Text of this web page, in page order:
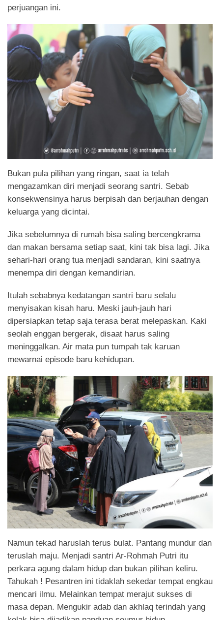
perjuangan ini.
Bukan pula pilihan yang ringan, saat ia telah
mengazamkan diri menjadi seorang santri. Sebab
konsekwensinya harus berpisah dan berjauhan dengan
keluarga yang dicintai.
Jika sebelumnya di rumah bisa saling bercengkrama
dan makan bersama setiap saat, kini tak bisa lagi. Jika
sehari-hari orang tua menjadi sandaran, kini saatnya
menempa diri dengan kemandirian.
Itulah sebabnya kedatangan santri baru selalu
menyisakan kisah haru. Meski jauh-jauh hari
dipersiapkan tetap saja terasa berat melepaskan. Kaki
seolah enggan bergerak, disaat harus saling
meninggalkan. Air mata pun tumpah tak karuan
mewarnai episode baru kehidupan.
Namun tekad haruslah terus bulat. Pantang mundur dan
teruslah maju. Menjadi santri Ar-Rohmah Putri itu
perkara agung dalam hidup dan bukan pilihan keliru.
Tahukah ! Pesantren ini tidaklah sekedar tempat engkau
mencari ilmu. Melainkan tempat merajut sukses di
masa depan. Mengukir adab dan akhlaq terindah yang